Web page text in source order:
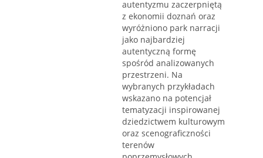
autentyzmu zaczerpniętą
z ekonomii doznań oraz
wyróżniono park narracji
jako najbardziej
autentyczną formę
spośród analizowanych
przestrzeni. Na
wybranych przykładach
wskazano na potencjał
tematyzacji inspirowanej
dziedzictwem kulturowym
oraz scenograficzności
terenów